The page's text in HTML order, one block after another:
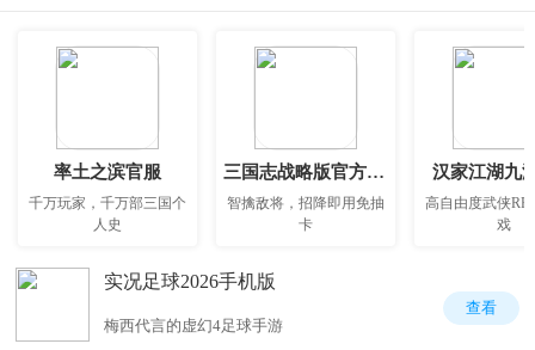
率土之滨官服
千万玩家，千万部三国个
人史
三国志战略版官方正版
智擒敌将，招降即用免抽
卡
汉家江湖九
高自由度武侠
戏
实况足球2026手机版
梅西代言的虚幻4足球手游
查看